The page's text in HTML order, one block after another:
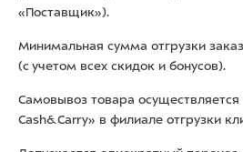
«Поставщик»).
Минимальная сумма отгрузки
(с учетом всех скидок и бонусов).
Самовывоз товара осуществляется
Cash&Carry» в филиале отгрузки